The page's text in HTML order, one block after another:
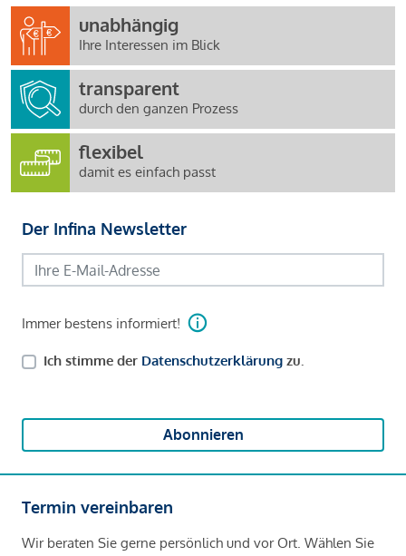
unabhängig
Ihre Interessen im Blick
transparent
durch den ganzen Prozess
flexibel
damit es einfach passt
Der Infina Newsletter
Immer bestens informiert!
Ich stimme der Datenschutzerklärung zu.
Abonnieren
Termin vereinbaren
Wir beraten Sie gerne persönlich und vor Ort. Wählen Sie